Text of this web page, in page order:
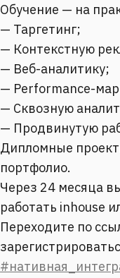
Обучение — на
— Таргетинг;
— Контекстную
— Веб-аналитику;
— Performance-
— Сквозную
— Продвинутую
Дипломные
портфолио.
Через 24 месяца
работать inhouse
Переходите по